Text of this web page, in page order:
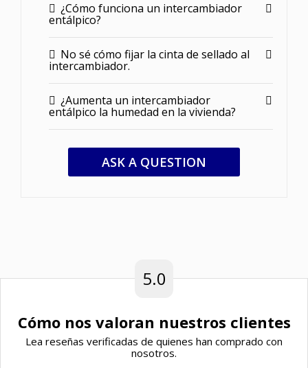
¿Cómo funciona un intercambiador
entálpico?
No sé cómo fijar la cinta de sellado al
intercambiador.
¿Aumenta un intercambiador
entálpico la humedad en la vivienda?
ASK A QUESTION
5.0
Cómo nos valoran nuestros clientes
Lea reseñas verificadas de quienes han comprado con
nosotros.